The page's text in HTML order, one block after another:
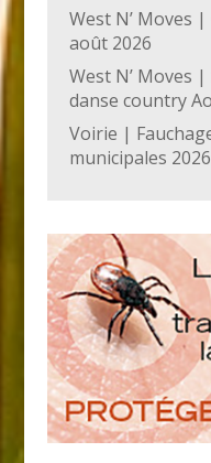
West N’ Moves
août 2026
West N’ Moves
danse country
Voirie |
municipales